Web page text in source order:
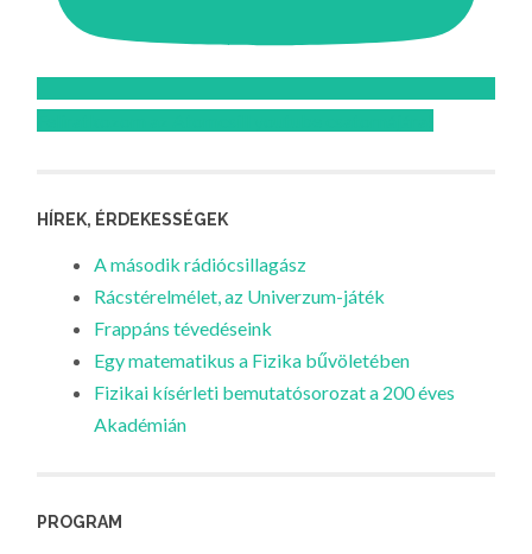
HÍREK, ÉRDEKESSÉGEK
A második rádiócsillagász
Rácstérelmélet, az Univerzum-játék
Frappáns tévedéseink
Egy matematikus a Fizika bűvöletében
Fizikai kísérleti bemutatósorozat a 200 éves
Akadémián
PROGRAM